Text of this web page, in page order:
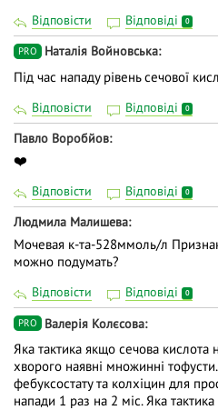
Відповісти Відповіді 0
PRO Наталія Войновська
Під час нападу рівень сечової
Відповісти Відповіді 0
Павло Воробйов
❤️
Відповісти Відповіді 0
Людмила Малишева
Мочевая к-та-528ммоль/л
можно подумать?
Відповісти Відповіді 0
PRO Валерія Колєсова
Яка тактика якщо сечова
хворого наявні множинні
фебуксостату та колхіцин для
напади 1 раз на 2 міс. Яка